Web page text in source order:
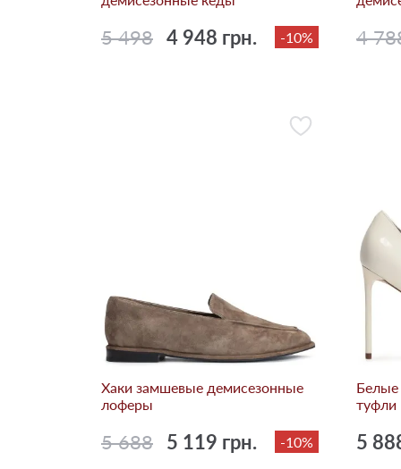
5 498 4 948 грн. -10% 4
Хаки замшевые демисезонные
лоферы
5 688 5 119 грн. -10%
Белые
туфли
5